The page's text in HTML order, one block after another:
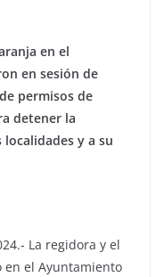
en el
en sesión de
permisos de
detener la
y a su
La regidora y el
en el Ayuntamiento